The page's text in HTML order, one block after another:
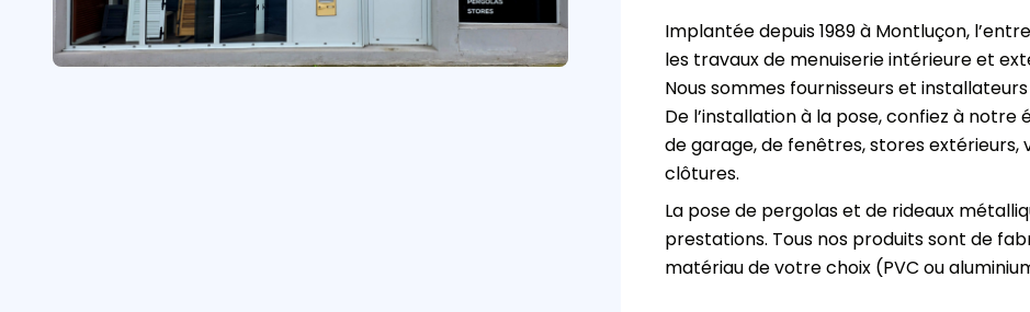
Implantée depuis 1989 à Montluçon,
les travaux de menuiserie intérieure et
Nous sommes fournisseurs et
De l’installation à la pose, confiez à
de garage, de fenêtres, stores
clôtures.
La pose de pergolas et de rideaux
prestations. Tous nos produits sont de
matériau de votre choix (PVC ou